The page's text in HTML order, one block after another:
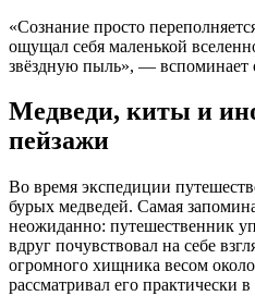
«Сознание просто
ощущал себя маленькой
звёздную пыль», — вспоминает
Медведи, киты и
пейзажи
Во время экспедиции
бурых медведей. Самая
неожиданно: путешественник
вдруг почувствовал на себе
огромного хищника весом
рассматривал его практически